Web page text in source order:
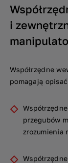
i
Współrzędne
pomagają
przegubów
zrozumienia